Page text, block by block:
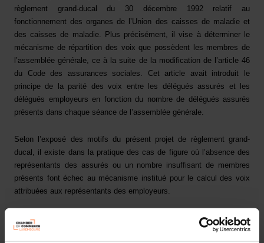
règlement grand-ducal du 30 décembre 1992 relatif au
fonctionnement des organes de l’Union des caisses de maladie et
des caisses de maladie. Plus précisément, il vise à déterminer le
mécanisme de répartition des voix que possèdent les membres de
l’assemblée générale, ce à la suite de la modification de l’article 46
du Code des assurances sociales. Cet article avait introduit le
principe de la parité des voix entre les délégués assurés et les
délégués employeurs en fonction du nombre de délégués assurés
présents dans chaque séance de l’assemblée générale.
Selon l’exposé des motifs du présent projet de règlement grand-
ducal, il existe dans la pratique des cas de figure où l’absence des
représentants des assurés ou un nombre insuffisant de membres
présents font échec au mécanisme institué pour le calcul des voix
attribuées aux représentants des employeurs.
Le projet de règlement grand-ducal propose donc certaines
améliorations à ce nouveau mécanisme et certaines adaptations en